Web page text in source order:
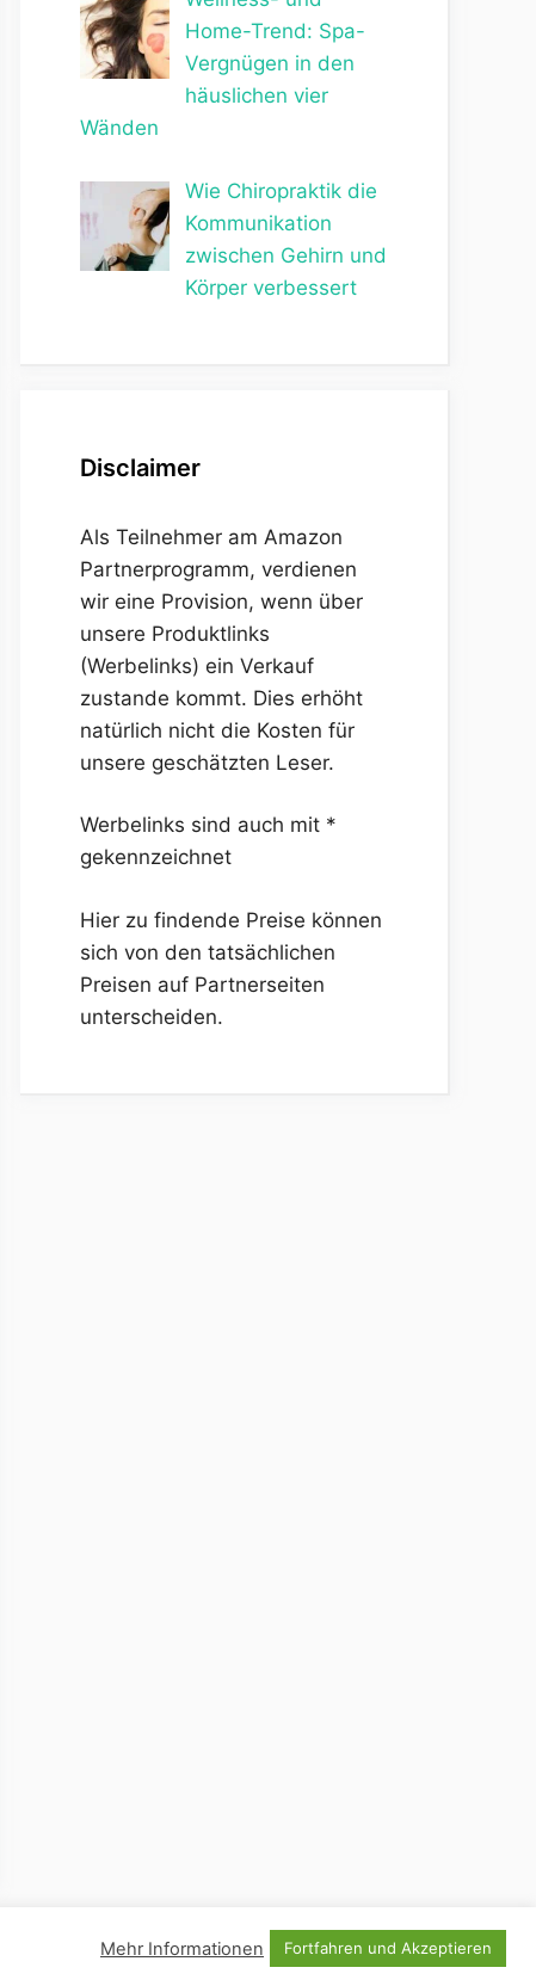
Home-Trend: Spa-
Vergnügen in den
häuslichen vier
Wänden
Wie Chiropraktik die
Kommunikation
zwischen Gehirn und
Körper verbessert
Disclaimer
Als Teilnehmer am Amazon
Partnerprogramm, verdienen
wir eine Provision, wenn über
unsere Produktlinks
(Werbelinks) ein Verkauf
zustande kommt. Dies erhöht
natürlich nicht die Kosten für
unsere geschätzten Leser.
Werbelinks sind auch mit *
gekennzeichnet
Hier zu findende Preise können
sich von den tatsächlichen
Preisen auf Partnerseiten
unterscheiden.
Mehr Informationen Fortfahren und Akzeptieren